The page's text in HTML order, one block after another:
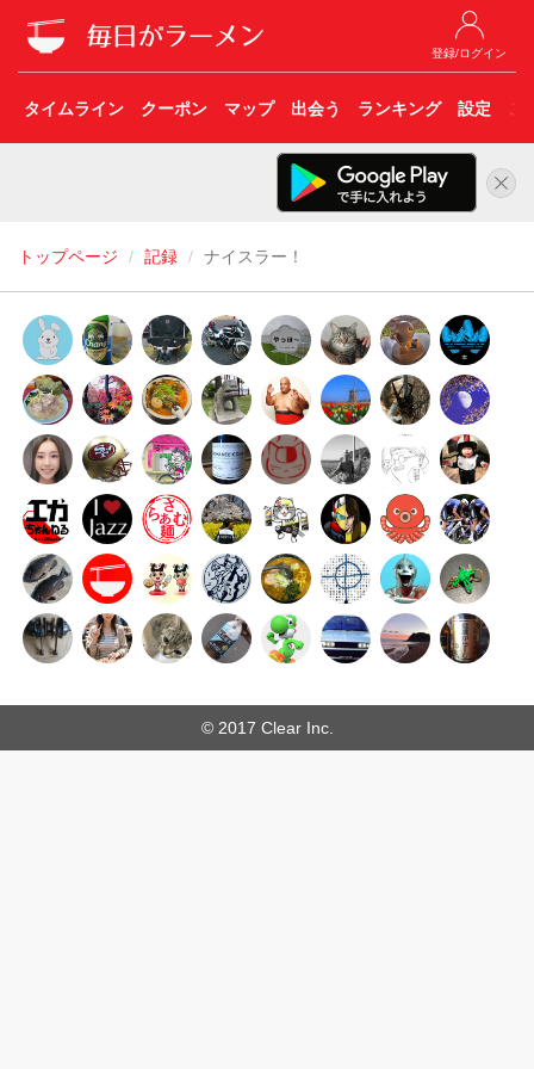
登録/ログイン
タイムライン クーポン マップ 出会う ランキング 設定 こ
トップページ 記録 ナイスラー！
© 2017 Clear Inc.